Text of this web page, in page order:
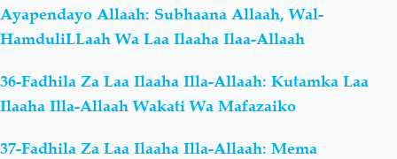
Ayapendayo Allaah: Subhaana Allaah, Wal-
HamduliLLaah Wa Laa Ilaaha Ilaa-Allaah
36-Fadhila Za Laa Ilaaha Illa-Allaah: Kutamka Laa
Ilaaha Illa-Allaah Wakati Wa Mafazaiko
37-Fadhila Za Laa Ilaaha Illa-Allaah: Mema